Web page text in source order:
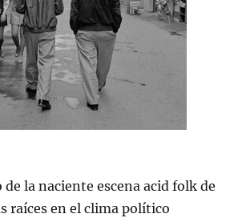
la naciente escena acid folk de
raíces en el clima político